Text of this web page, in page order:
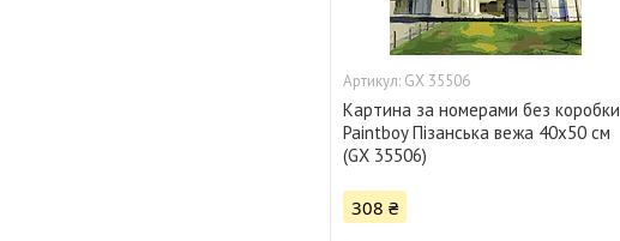
GX 35506
Картина за номерами без коробки
Paintboy Пізанська вежа 40х50 см
(GX 35506)
308 ₴